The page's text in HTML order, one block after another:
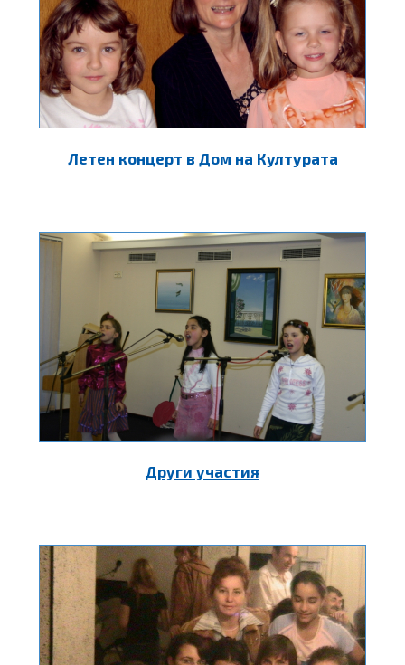
Летен концерт в Дом на Културата
Други участия